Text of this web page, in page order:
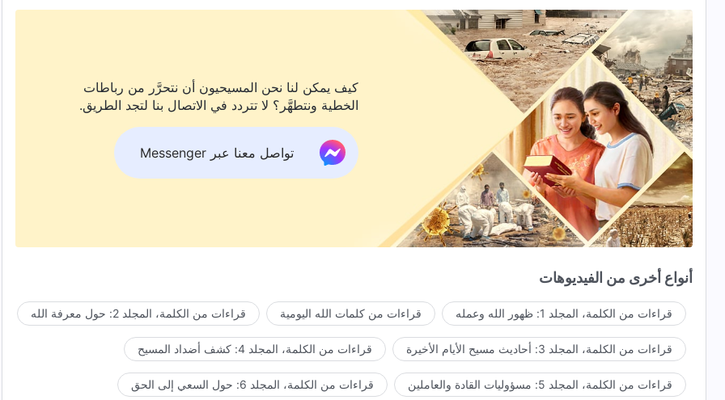
كيف يمكن لنا نحن المسيحيون أن نتحرَّر من رباطات
الخطية ونتطهَّر؟ لا تتردد في الاتصال بنا لتجد الطريق.
تواصل معنا عبر Messenger
أنواع أخرى من الفيديوهات
قراءات من الكلمة، المجلد 1: ظهور الله وعمله قراءات من كلمات الله اليومية قراءات من الكلمة، المجلد 2: حول معرفة الله
قراءات من الكلمة، المجلد 3: أحاديث مسيح الأيام الأخيرة قراءات من الكلمة، المجلد 4: كشف أضداد المسيح
قراءات من الكلمة، المجلد 5: مسؤوليات القادة والعاملين قراءات من الكلمة، المجلد 6: حول السعي إلى الحق